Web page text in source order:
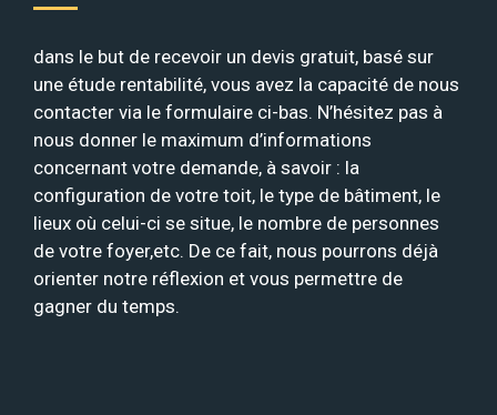
dans le but de recevoir un devis gratuit, basé sur
une étude rentabilité, vous avez la capacité de nous
contacter via le formulaire ci-bas. N’hésitez pas à
nous donner le maximum d’informations
concernant votre demande, à savoir : la
configuration de votre toit, le type de bâtiment, le
lieux où celui-ci se situe, le nombre de personnes
de votre foyer,etc. De ce fait, nous pourrons déjà
orienter notre réflexion et vous permettre de
gagner du temps.